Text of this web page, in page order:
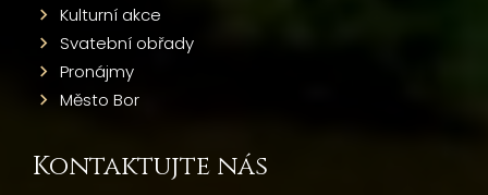
Kulturní akce
Svatební obřady
Pronájmy
Město Bor
Kontaktujte nás